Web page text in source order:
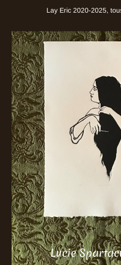
Lay Eric 2020-2025,
Lucie